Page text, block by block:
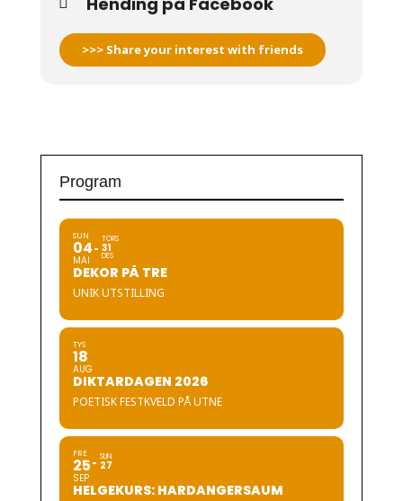
>>> Share your interest with friends
Program
SUN
04
MAI
TORS
31
DES
DEKOR PÅ TRE
UNIK UTSTILLING
TYS
18
AUG
DIKTARDAGEN 2026
POETISK FESTKVELD PÅ UTNE
FRE
25
SEP
SUN
27
HELGEKURS: HARDANGERSAUM